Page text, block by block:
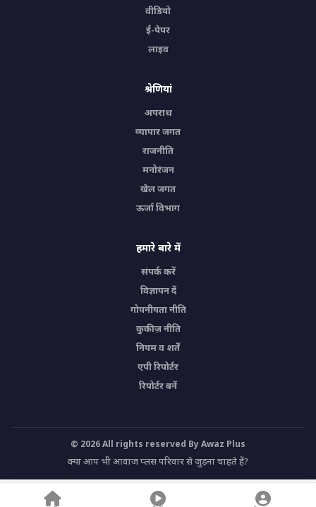
वीडियो
ई-पेपर
लाइव
श्रेणियां
अपराध
व्यापार जगत
राजनीति
मनोरंजन
खेल जगत
ऊर्जा विभाग
हमारे बारे में
संपर्क करें
विज्ञापन दें
गोपनीयता नीति
कुकीज़ नीति
नियम व शर्तें
एपी रिपोर्टर
रिपोर्टर बनें
© 2026 All rights reserved By Awaz Plus
क्या आप भी आवाज प्लस परिवार से जुड़ना चाहते हैं?